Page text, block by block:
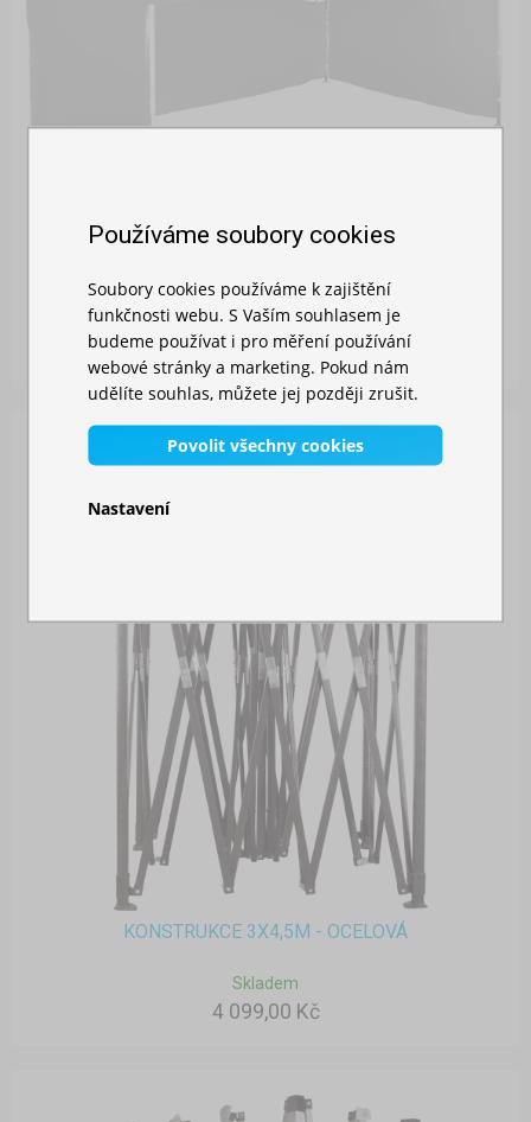
Skladem
11 149,00 Kč
KONSTRUKCE 3X4,5M - OCELOVÁ
Skladem
4 099,00 Kč
Používáme soubory cookies
Soubory cookies používáme k zajištění
funkčnosti webu. S Vaším souhlasem je
budeme používat i pro měření používání
webové stránky a marketing. Pokud nám
udělíte souhlas, můžete jej později zrušit.
Povolit všechny cookies
Nastavení